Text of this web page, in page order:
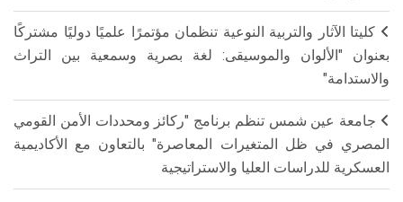
كليتا الآثار والتربية النوعية تنظمان مؤتمرًا علميًا دوليًا مشتركًا
بعنوان "الألوان والموسيقى: لغة بصرية وسمعية بين التراث
والاستدامة"
جامعة عين شمس تنظم برنامج "ركائز ومحددات الأمن القومي
المصري في ظل المتغيرات المعاصرة" بالتعاون مع الأكاديمية
العسكرية للدراسات العليا والاستراتيجية